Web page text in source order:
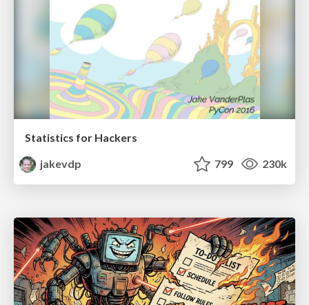
Statistics for Hackers
jakevdp
799 230k